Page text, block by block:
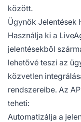
között.
Ügynök Jelentések
Használja ki a
jelentésekből
lehetővé teszi az
közvetlen
rendszereibe. Az
teheti:
Automatizálja a